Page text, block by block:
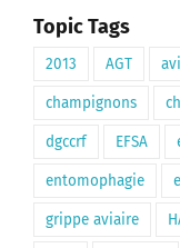
Topic Tags
2013 AGT
champignons
dgccrf EFSA
entomophagie
grippe aviaire